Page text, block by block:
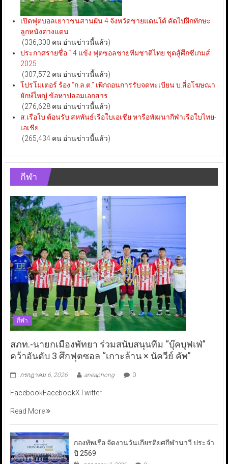
เปิดฟุตบอลเยาวชนสานฝัน 4 จังหวัดชายแดนใต้ คัดไปฝึกทักษะ
ลูกหนังต่างแดน
(336,300 คน อ่านข่าวนี้แล้ว)
ประกาศรายชื่อ 14 แข้ง ฟุตซอลชายทีมชาติไทย ชุดสู้ศึกซีเกมส์
2025
(307,572 คน อ่านข่าวนี้แล้ว)
โปรโมเตอร์ ร้อง “ก.ล.ต.” เพิกถอนการรับจดทะเบียน บ.สื่อโฆษณา
ยักษ์ใหญ่ ข้อหาปลอมเอกสาร
(276,628 คน อ่านข่าวนี้แล้ว)
ส.เรือใบ ต้อนรับ สหพันธ์เรือใบเอเชีย หารือพัฒนากีฬาเรือใบไทย-
เอเชีย
(265,434 คน อ่านข่าวนี้แล้ว)
กีฬา
กีฬา
สภท.-นายกเมืองพัทยา ร่วมสนับสนุนทีม “บุ๊คบุฟเฟ่”
คว้าอันดับ 3 ศึกฟุตซอล “เกาะล้าน × นัควีย์ คัพ”
กรกฎาคม 6, 2026 aneaphong 0
FacebookFacebookXTwitter
Read More
กองทัพเรือ จัดงานวันเกียรติยศกีฬานาวี ประจำ
ปี 2569